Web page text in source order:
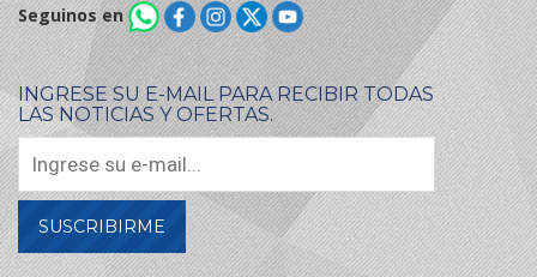
Seguinos en
INGRESE SU E-MAIL PARA RECIBIR TODAS
LAS NOTICIAS Y OFERTAS.
SUSCRIBIRME